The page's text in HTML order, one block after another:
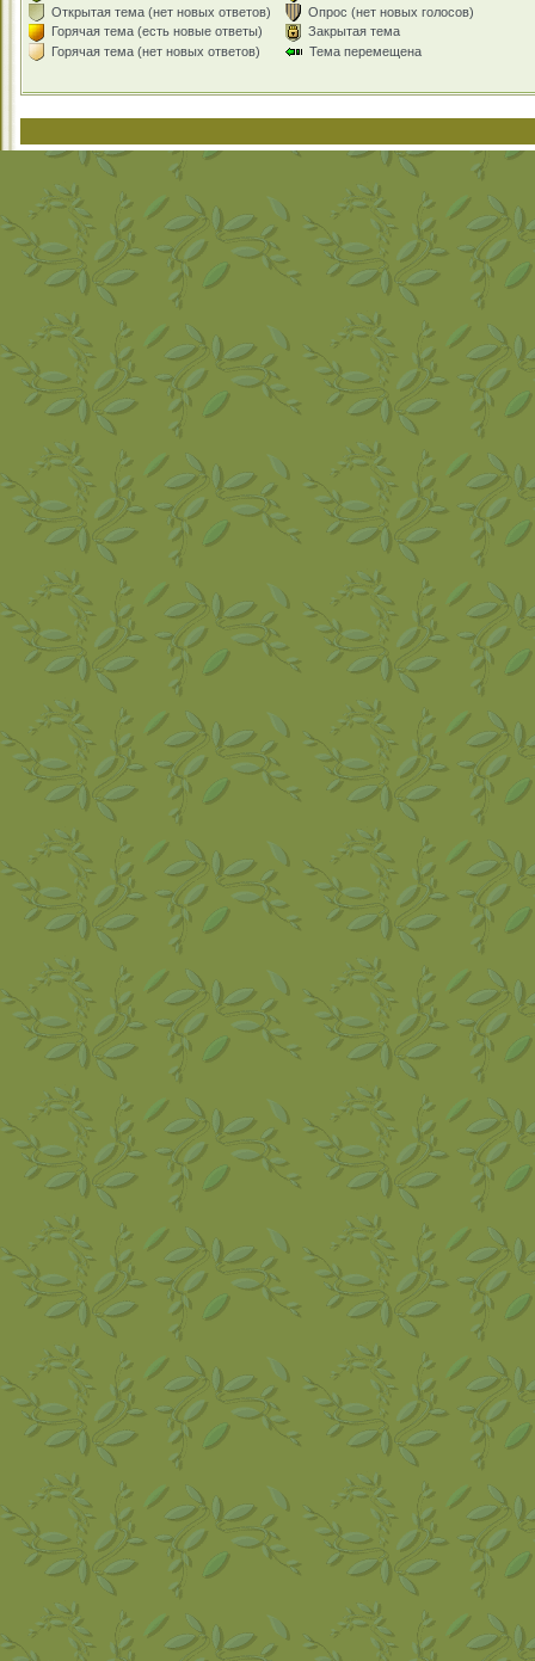
Открытая тема (нет новых ответов)
Горячая тема (есть новые ответы)
Горячая тема (нет новых ответов)
Опрос (нет новых голосов)
Закрытая тема
Тема перемещена